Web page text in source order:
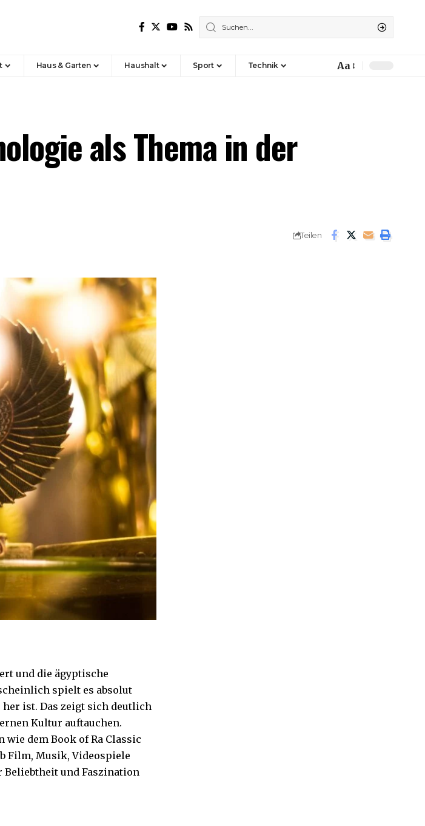
Haus & Garten Haushalt Sport Technik
Font
Aa
als Thema in der
Teilen
und die ägyptische
spielt es absolut
her ist. Das zeigt sich deutlich
Kultur auftauchen.
dem Book of Ra Classic
Film, Musik, Videospiele
Beliebtheit und Faszination